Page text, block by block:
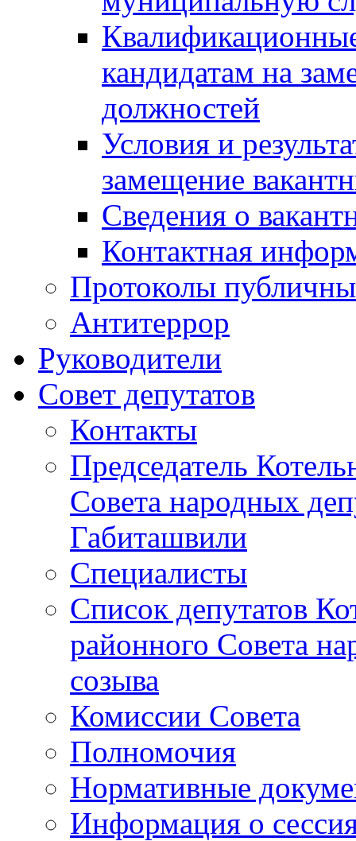
кандидатам на
должностей
Условия и
замещение
Сведения о
Контактная
Протоколы
Антитеррор
Руководители
Совет депутатов
Контакты
Председатель
Совета народных
Габиташвили
Специалисты
Список депутатов
районного Совета
созыва
Комиссии Совета
Полномочия
Нормативные
Информация о